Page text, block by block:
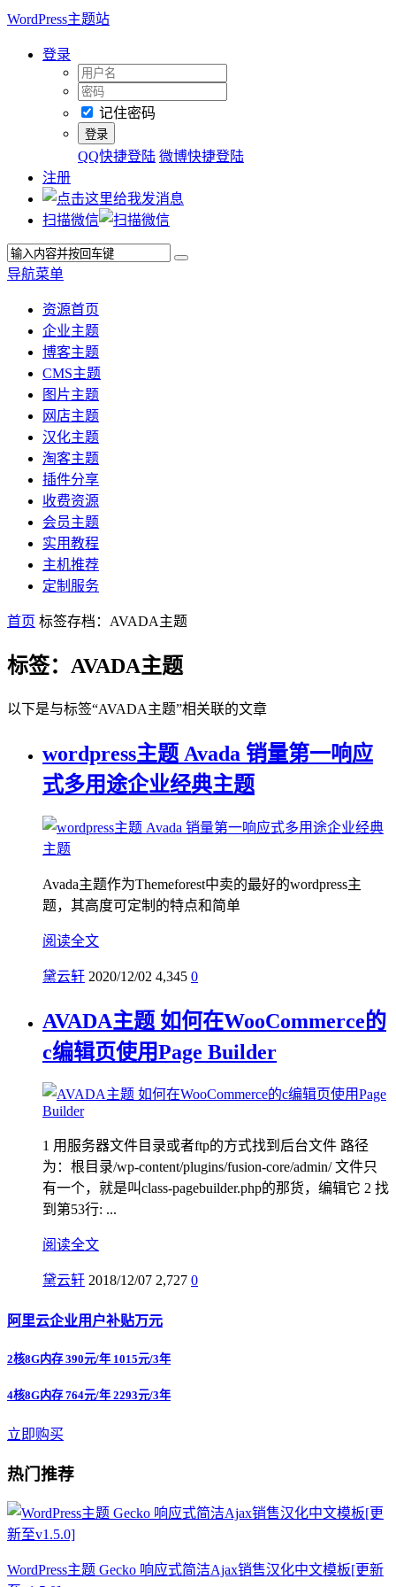
WordPress主题站
登录
记住密码
QQ快捷登陆 微博快捷登陆
注册
扫描微信
导航菜单
资源首页
企业主题
博客主题
CMS主题
图片主题
网店主题
汉化主题
淘客主题
插件分享
收费资源
会员主题
实用教程
主机推荐
定制服务
首页 标签存档：AVADA主题
标签：AVADA主题
以下是与标签“AVADA主题”相关联的文章
wordpress主题 Avada 销量第一响应
式多用途企业经典主题
Avada主题作为Themeforest中卖的最好的wordpress主
题，其高度可定制的特点和简单
阅读全文
黛云轩 2020/12/02 4,345 0
AVADA主题 如何在WooCommerce的
c编辑页使用Page Builder
1 用服务器文件目录或者ftp的方式找到后台文件 路径
为：根目录/wp-content/plugins/fusion-core/admin/ 文件只
有一个，就是叫class-pagebuilder.php的那货，编辑它 2 找
到第53行: ...
阅读全文
黛云轩 2018/12/07 2,727 0
阿里云企业用户补贴万元
2核8G内存 390元/年 1015元/3年
4核8G内存 764元/年 2293元/3年
立即购买
热门推荐
WordPress主题 Gecko 响应式简洁Ajax销售汉化中文模板[更新